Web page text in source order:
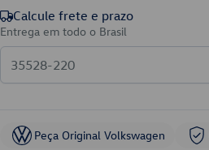
Calcule frete e prazo
Entrega em todo o Brasil
Peça Original Volkswagen